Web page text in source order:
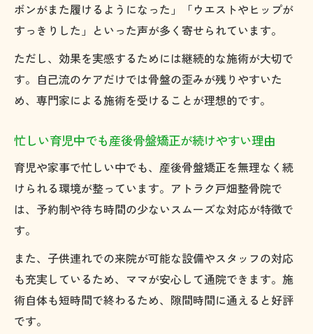
ボンがまた履けるようになった」「ウエストやヒップが
すっきりした」といった声が多く寄せられています。
ただし、効果を実感するためには継続的な施術が大切で
す。自己流のケアだけでは骨盤の歪みが残りやすいた
め、専門家による施術を受けることが理想的です。
忙しい育児中でも産後骨盤矯正が続けやすい理由
育児や家事で忙しい中でも、産後骨盤矯正を無理なく続
けられる環境が整っています。アトラク戸畑整骨院で
は、予約制や待ち時間の少ないスムーズな対応が特徴で
す。
また、子供連れでの来院が可能な設備やスタッフの対応
も充実しているため、ママが安心して通院できます。施
術自体も短時間で終わるため、隙間時間に通えると好評
です。